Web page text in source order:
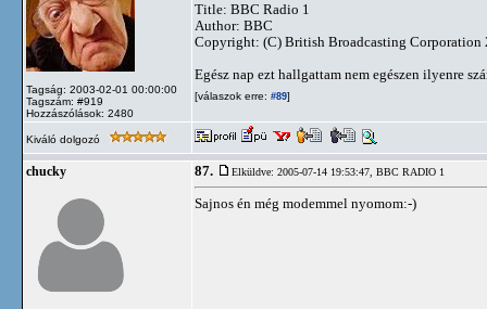
Tagság: 2003-02-01 00:00:00
Tagszám: #919
Hozzászólások: 2480
Title: BBC Radio 1
Author: BBC
Copyright: (C) British Broadcasting Corporation
Egész nap ezt hallgattam nem egészen ilyenre
[válaszok erre: #89]
Kiváló dolgozó
chucky 87. Elküldve: 2005-07-14 19:53:47, BBC RADIO 1
Sajnos én még modemmel nyomom:-)